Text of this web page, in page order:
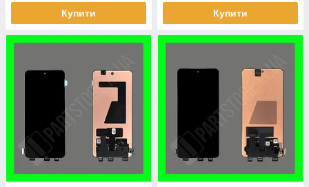
Купити Купити